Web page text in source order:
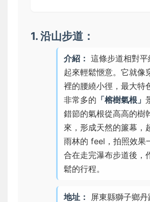
1. 沿山步道：
介紹： 這條步道相對
起來輕鬆愜意。它就像
裡的腰繞小徑，最大特
非常多的 「榕樹氣根」
錯節的氣根從高高的樹
來，形成天然的簾幕，
雨林的 feel，拍照效果
合在走完瀑布步道後，
鬆的行程。
地址： 屏東縣獅子鄉